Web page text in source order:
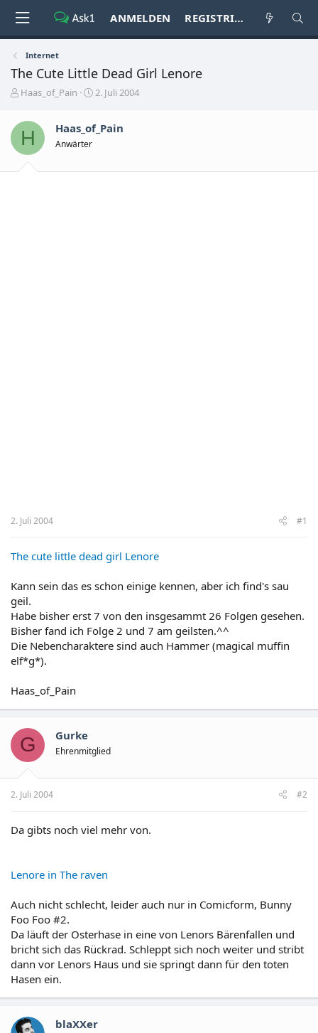
ANMELDEN REGISTRIEREN
Internet
The Cute Little Dead Girl Lenore
E
t
e
l
Haas_of_Pain
E
t
l
2. Juli 2004
H Haas_of_Pain
Anwärter
2. Juli 2004 #1
The cute little dead girl Lenore
Kann sein das es schon einige kennen, aber ich find's sau
geil.
Habe bisher erst 7 von den insgesammt 26 Folgen gesehen.
Bisher fand ich Folge 2 und 7 am geilsten.^^
Die Nebencharaktere sind auch Hammer (magical muffin
elf*g*).
Haas_of_Pain
G Gurke
Ehrenmitglied
2. Juli 2004 #2
Da gibts noch viel mehr von.
Lenore in The raven
Auch nicht schlecht, leider auch nur in Comicform, Bunny
Foo Foo #2.
Da läuft der Osterhase in eine von Lenors Bärenfallen und
bricht sich das Rückrad. Schleppt sich noch weiter und stribt
dann vor Lenors Haus und sie springt dann für den toten
Hasen ein.
blaXXer